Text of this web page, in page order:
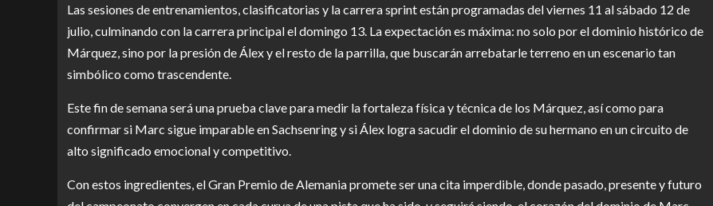
Las sesiones de entrenamientos, clasificatorias y la carrera sprint están programadas del viernes 11 al sábado 12 de
julio, culminando con la carrera principal el domingo 13. La expectación es máxima: no solo por el dominio histórico de
Márquez, sino por la presión de Álex y el resto de la parrilla, que buscarán arrebatarle terreno en un escenario tan
simbólico como trascendente.
Este fin de semana será una prueba clave para medir la fortaleza física y técnica de los Márquez, así como para
confirmar si Marc sigue imparable en Sachsenring y si Álex logra sacudir el dominio de su hermano en un circuito de
alto significado emocional y competitivo.
Con estos ingredientes, el Gran Premio de Alemania promete ser una cita imperdible, donde pasado, presente y futuro